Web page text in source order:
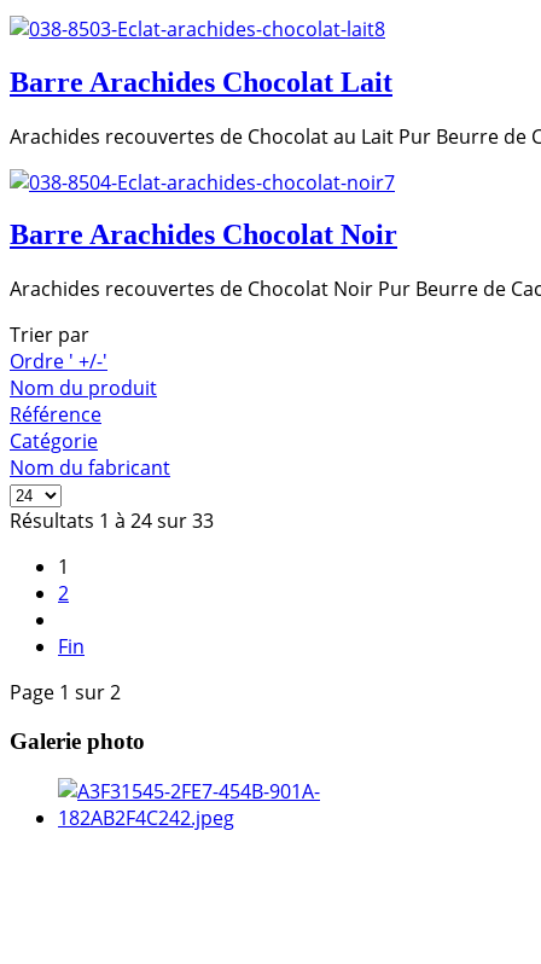
Barre Arachides Chocolat Lait
Arachides recouvertes de Chocolat au Lait Pur Beurre de
Barre Arachides Chocolat Noir
Arachides recouvertes de Chocolat Noir Pur Beurre de
Trier par
Ordre ' +/-'
Nom du produit
Référence
Catégorie
Nom du fabricant
Résultats 1 à 24 sur 33
1
2
Fin
Page 1 sur 2
Galerie photo